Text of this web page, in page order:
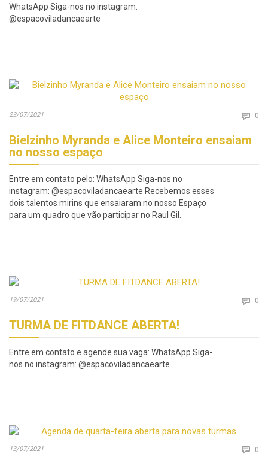
WhatsApp Siga-nos no instagram:
@espacoviladancaearte
23/07/2021  0
Bielzinho Myranda e Alice Monteiro ensaiam
no nosso espaço
Entre em contato pelo: WhatsApp Siga-nos no
instagram: @espacoviladancaearte Recebemos esses
dois talentos mirins que ensaiaram no nosso Espaço
para um quadro que vão participar no Raul Gil.
19/07/2021  0
TURMA DE FITDANCE ABERTA!
Entre em contato e agende sua vaga: WhatsApp Siga-
nos no instagram: @espacoviladancaearte
13/07/2021  0